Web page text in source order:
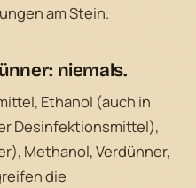
am Stein.
niemals.
Ethanol (auch in
Desinfektionsmittel),
Methanol, Verdünner,
die